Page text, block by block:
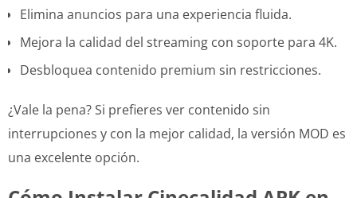
Elimina anuncios para una experiencia fluida.
Mejora la calidad del streaming con soporte para 4K.
Desbloquea contenido premium sin restricciones.
¿Vale la pena? Si prefieres ver contenido sin
interrupciones y con la mejor calidad, la versión MOD es
una excelente opción.